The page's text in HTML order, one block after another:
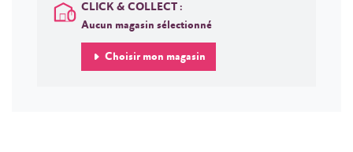
CLICK & COLLECT :
Aucun magasin sélectionné
Choisir mon magasin